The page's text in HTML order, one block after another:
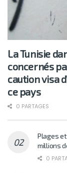
La Tunisie
concernés
caution visa
ce pays
0 PARTAGES
Plages
millions
0